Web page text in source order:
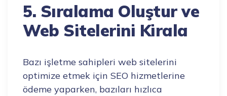
5. Sıralama Oluştur ve
Web Sitelerini Kirala
Bazı işletme sahipleri web sitelerini
optimize etmek için SEO hizmetlerine
ödeme yaparken, bazıları hızlıca